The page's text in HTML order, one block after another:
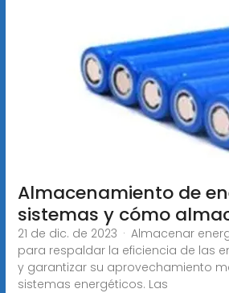
Almacenamiento de
sistemas y cómo
21 de dic. de 2023 · Almacenar
para respaldar la eficiencia de las
y garantizar su aprovechamiento
sistemas energéticos. Las